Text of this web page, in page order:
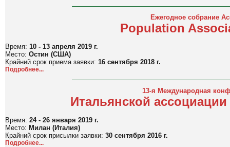
Ежегодное собрание
Population
Время: 10 - 13 апреля 2019 г.
Место: Остин (США)
Крайний срок приема заявки: 16 сентября 2018 г.
Подробнее...
13-я Международная
Итальянской
Время: 24 - 26 января 2019 г.
Место: Милан (Италия)
Крайний срок присылки заявки: 30 сентября 2016 г.
Подробнее...